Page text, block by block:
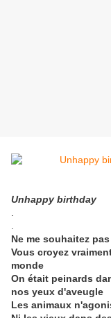
Unhappy birthday
Ne me souhaitez
Vous croyez
monde
On était peinards
nos yeux d'aveugle
Les animaux